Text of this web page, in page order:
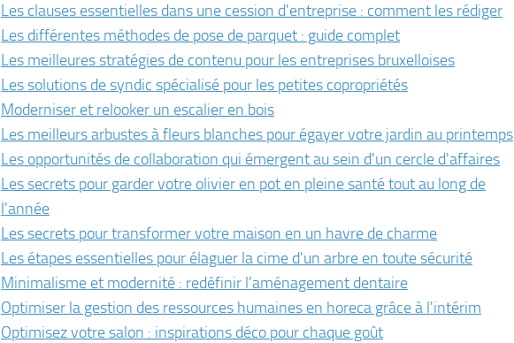
Les clauses essentielles dans une cession d'entreprise : comment les rédiger
Les différentes méthodes de pose de parquet : guide complet
Les meilleures stratégies de contenu pour les entreprises bruxelloises
Les solutions de syndic spécialisé pour les petites copropriétés
Moderniser et relooker un escalier en bois
Les meilleurs arbustes à fleurs blanches pour égayer votre jardin au printemps
Les opportunités de collaboration qui émergent au sein d'un cercle d'affaires
Les secrets pour garder votre olivier en pot en pleine santé tout au long de
l'année
Les secrets pour transformer votre maison en un havre de charme
Les étapes essentielles pour élaguer la cime d'un arbre en toute sécurité
Minimalisme et modernité : redéfinir l’aménagement dentaire
Optimiser la gestion des ressources humaines en horeca grâce à l'intérim
Optimisez votre salon : inspirations déco pour chaque goût